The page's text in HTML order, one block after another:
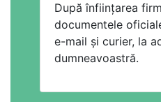
După înființarea
documentele
e-mail și curier, la
dumneavoastră.